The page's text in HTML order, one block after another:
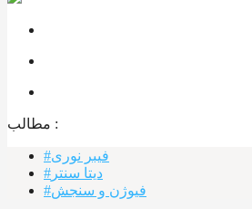
مطالب :‌
#فیبر نوری
#دیتا سنتر
#فیوژن و سنجش